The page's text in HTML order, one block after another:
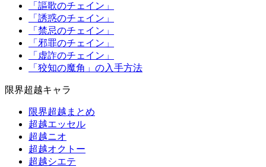
「謳歌のチェイン」
「誘惑のチェイン」
「禁忌のチェイン」
「邪罪のチェイン」
「虚詐のチェイン」
「狡知の魔角」の入手方法
限界超越キャラ
限界超越まとめ
超越エッセル
超越ニオ
超越オクトー
超越シエテ